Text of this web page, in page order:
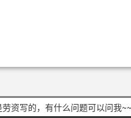
资写的，有什么问题可以问我